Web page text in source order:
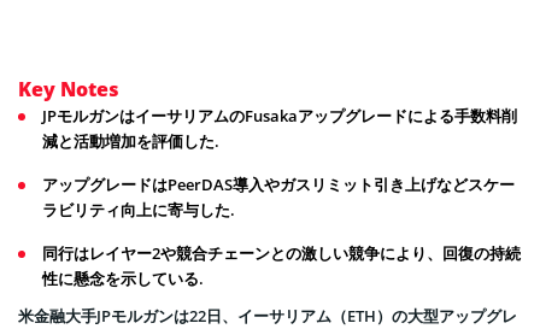
Key Notes
JPモルガンはイーサリアムのFusakaアップグレードによる手数料削
減と活動増加を評価した.
アップグレードはPeerDAS導入やガスリミット引き上げなどスケー
ラビリティ向上に寄与した.
同行はレイヤー2や競合チェーンとの激しい競争により、回復の持続
性に懸念を示している.
米金融大手JPモルガンは22日、イーサリアム（ETH）の大型アップグレ